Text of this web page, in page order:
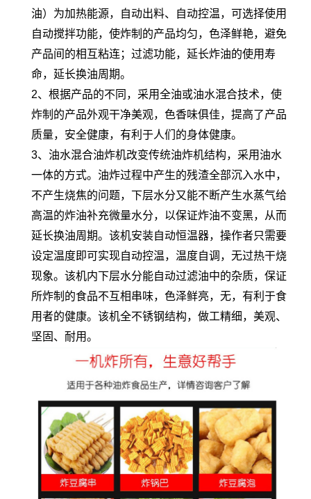
油）为加热能源，自动出料、自动控温，可选择使用
自动搅拌功能，使炸制的产品均匀，色泽鲜艳，避免
产品间的相互粘连；过滤功能，延长炸油的使用寿
命，延长换油周期。
2、根据产品的不同，采用全油或油水混合技术，使
炸制的产品外观干净美观，色香味俱佳，提高了产品
质量，安全健康，有利于人们的身体健康。
3、油水混合油炸机改变传统油炸机结构，采用油水
一体的方式。油炸过程中产生的残渣全部沉入水中，
不产生烧焦的问题，下层水分又能不断产生水蒸气给
高温的炸油补充微量水分，以保证炸油不变黑，从而
延长换油周期。该机安装自动恒温器，操作者只需要
设定温度即可实现自动控温，温度自调，无过热干烧
现象。该机内下层水分能自动过滤油中的杂质，保证
所炸制的食品不互相串味，色泽鲜亮，无，有利于食
用者的健康。该机全不锈钢结构，做工精细，美观、
坚固、耐用。